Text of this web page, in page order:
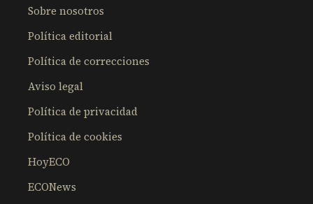
Sobre nosotros
Política editorial
Política de correcciones
Aviso legal
Política de privacidad
Política de cookies
HoyECO
ECONews